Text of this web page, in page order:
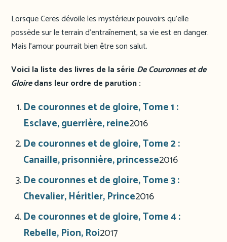
Lorsque Ceres dévoile les mystérieux pouvoirs qu’elle
possède sur le terrain d’entraînement, sa vie est en danger.
Mais l’amour pourrait bien être son salut.
Voici la liste des livres de la série De Couronnes et de
Gloiredans leur ordre de parution :
De couronnes et de gloire, Tome 1 :
Esclave, guerrière, reine2016
De couronnes et de gloire, Tome 2 :
Canaille, prisonnière, princesse2016
De couronnes et de gloire, Tome 3 :
Chevalier, Héritier, Prince2016
De couronnes et de gloire, Tome 4 :
Rebelle, Pion, Roi2017